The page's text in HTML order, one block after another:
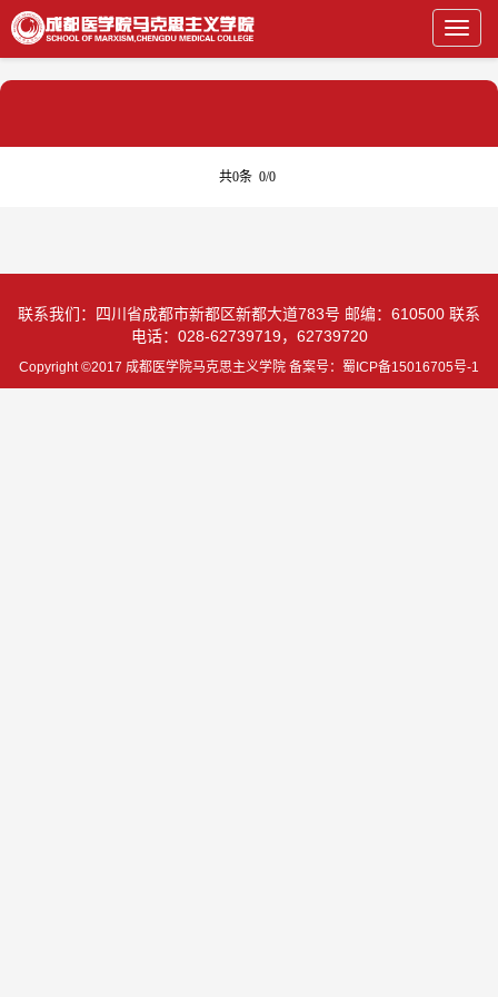
共0条 0/0
联系我们：四川省成都市新都区新都大道783号 邮编：610500 联系
电话：028-62739719，62739720
Copyright ©2017 成都医学院马克思主义学院 备案号：蜀ICP备15016705号-1